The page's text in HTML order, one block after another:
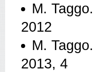
M. Taggo.
2012
M. Taggo.
2013, 4